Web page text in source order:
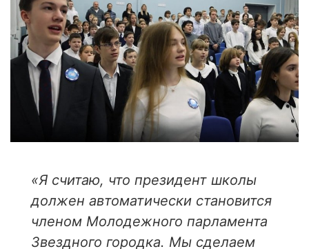
«Я считаю, что президент школы
должен автоматически становится
членом Молодежного парламента
Звездного городка. Мы сделаем